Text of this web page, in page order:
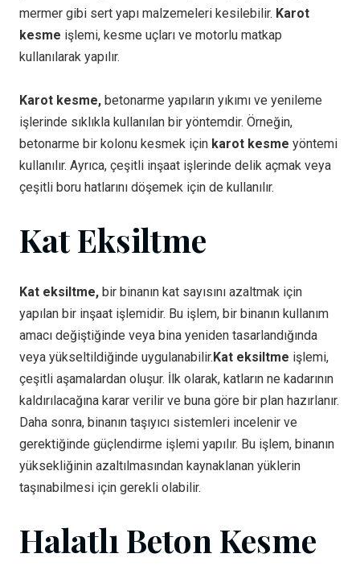
mermer gibi sert yapı malzemeleri kesilebilir. Karot
kesme işlemi, kesme uçları ve motorlu matkap
kullanılarak yapılır.
Karot kesme, betonarme yapıların yıkımı ve yenileme
işlerinde sıklıkla kullanılan bir yöntemdir. Örneğin,
betonarme bir kolonu kesmek için karot kesme yöntemi
kullanılır. Ayrıca, çeşitli inşaat işlerinde delik açmak veya
çeşitli boru hatlarını döşemek için de kullanılır.
Kat Eksiltme
Kat eksiltme, bir binanın kat sayısını azaltmak için
yapılan bir inşaat işlemidir. Bu işlem, bir binanın kullanım
amacı değiştiğinde veya bina yeniden tasarlandığında
veya yükseltildiğinde uygulanabilir.Kat eksiltme işlemi,
çeşitli aşamalardan oluşur. İlk olarak, katların ne kadarının
kaldırılacağına karar verilir ve buna göre bir plan hazırlanır.
Daha sonra, binanın taşıyıcı sistemleri incelenir ve
gerektiğinde güçlendirme işlemi yapılır. Bu işlem, binanın
yüksekliğinin azaltılmasından kaynaklanan yüklerin
taşınabilmesi için gerekli olabilir.
Halatlı Beton Kesme